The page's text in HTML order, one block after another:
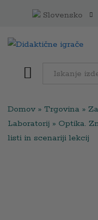
Slovensko
Domov » Trgovina »
Laboratorij » Optika.
listi in scenariji lekcij